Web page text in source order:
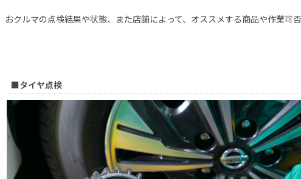
おクルマの点検結果や状態、また店舗によって、オススメする商品や作業可否
■タイヤ点検